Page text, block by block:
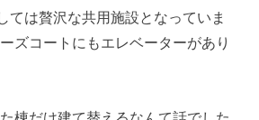
ては贅沢な共用施設となっていま
ズコートにもエレベーターがあり